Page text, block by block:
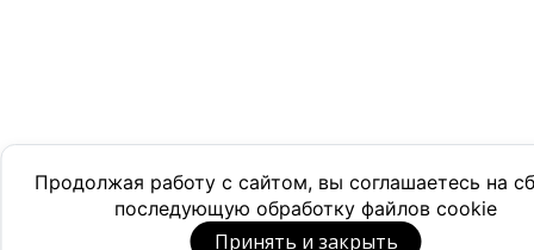
Продолжая работу с сайтом, вы соглашаетесь на
последующую обработку файлов cookie
Принять и закрыть